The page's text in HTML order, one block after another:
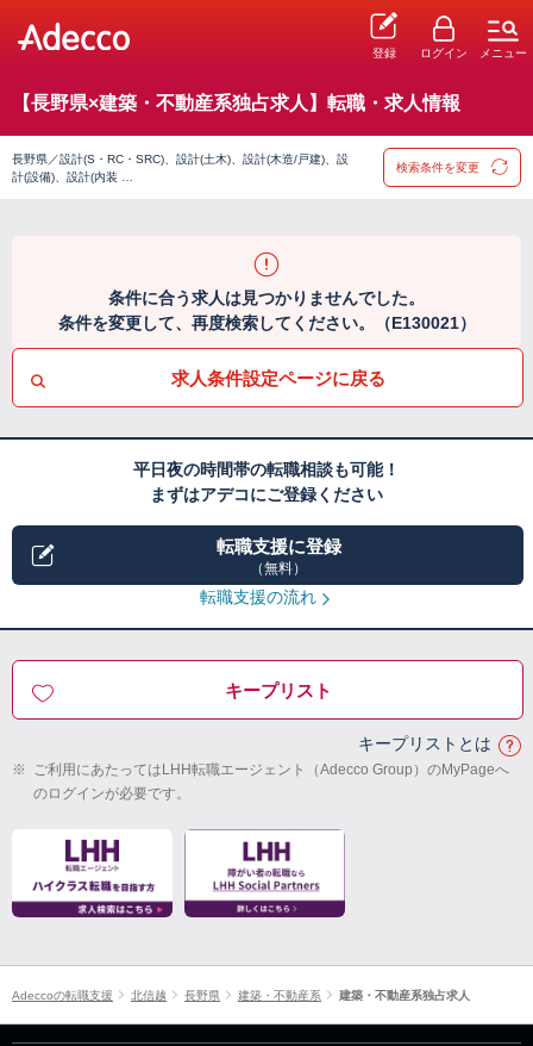
登録 ログイン メニュー
【長野県×建築・不動産系独占求人】転職・求人情報
長野県／設計(S・RC・SRC)、設計(土木)、設計(木造/戸建)、設
計(設備)、設計(内装 …
検索条件を変更
条件に合う求人は見つかりませんでした。
条件を変更して、再度検索してください。（E130021）
求人条件設定ページに戻る
平日夜の時間帯の転職相談も可能！
まずはアデコにご登録ください
転職支援に登録
（無料）
転職支援の流れ
キープリスト
キープリストとは
※ ご利用にあたってはLHH転職エージェント（Adecco Group）のMyPageへ
のログインが必要です。
Adeccoの転職支援 北信越 長野県 建築・不動産系 建築・不動産系独占求人